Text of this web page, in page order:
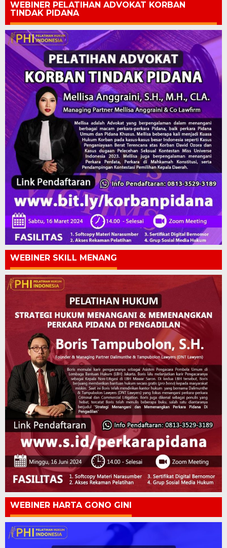
WEBINER PELATIHAN ADVOKAT KORBAN
TINDAK PIDANA
WEBINER SKILL MENANG
WEBINER HARTA GONO GINI